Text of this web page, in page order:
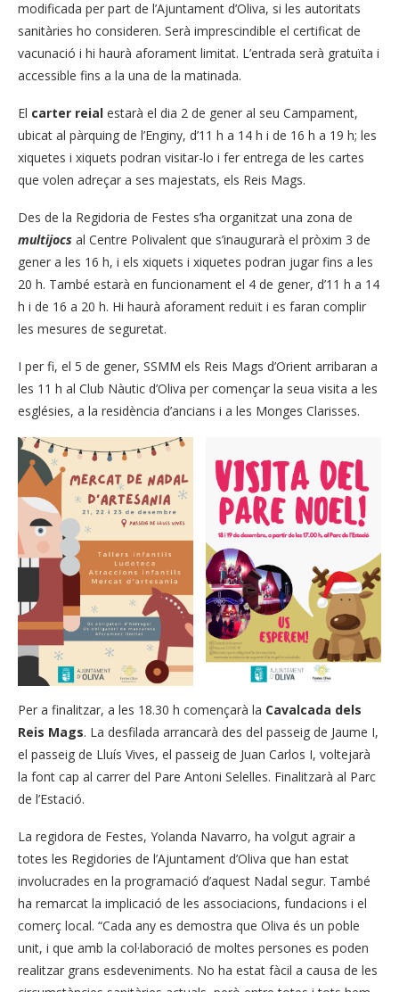
modificada per part de l’Ajuntament d’Oliva, si les autoritats
sanitàries ho consideren. Serà imprescindible el certificat de
vacunació i hi haurà aforament limitat. L’entrada serà gratuïta i
accessible fins a la una de la matinada.
El carter reial estarà el dia 2 de gener al seu Campament,
ubicat al pàrquing de l’Enginy, d’11 h a 14 h i de 16 h a 19 h; les
xiquetes i xiquets podran visitar-lo i fer entrega de les cartes
que volen adreçar a ses majestats, els Reis Mags.
Des de la Regidoria de Festes s’ha organitzat una zona de
multijocs al Centre Polivalent que s’inaugurarà el pròxim 3 de
gener a les 16 h, i els xiquets i xiquetes podran jugar fins a les
20 h. També estarà en funcionament el 4 de gener, d’11 h a 14
h i de 16 a 20 h. Hi haurà aforament reduït i es faran complir
les mesures de seguretat.
I per fi, el 5 de gener, SSMM els Reis Mags d’Orient arribaran a
les 11 h al Club Nàutic d’Oliva per començar la seua visita a les
esglésies, a la residència d’ancians i a les Monges Clarisses.
Per a finalitzar, a les 18.30 h començarà la Cavalcada dels
Reis Mags. La desfilada arrancarà des del passeig de Jaume I,
el passeig de Lluís Vives, el passeig de Juan Carlos I, voltejarà
la font cap al carrer del Pare Antoni Selelles. Finalitzarà al Parc
de l’Estació.
La regidora de Festes, Yolanda Navarro, ha volgut agrair a
totes les Regidories de l’Ajuntament d’Oliva que han estat
involucrades en la programació d’aquest Nadal segur. També
ha remarcat la implicació de les associacions, fundacions i el
comerç local. “Cada any es demostra que Oliva és un poble
unit, i que amb la col·laboració de moltes persones es poden
realitzar grans esdeveniments. No ha estat fàcil a causa de les